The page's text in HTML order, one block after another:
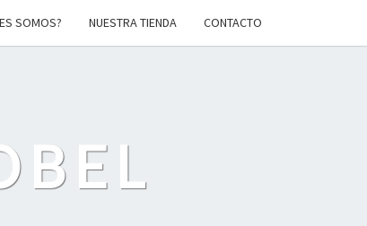
SOMOS? NUESTRA TIENDA CONTACTO